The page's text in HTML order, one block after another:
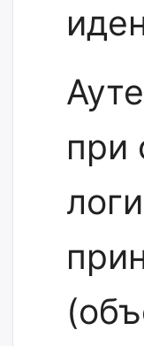
при